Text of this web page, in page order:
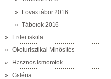
»
Lovas tábor 2016
»
Táborok 2016
»
Erdei iskola
»
Ökoturisztikai Minősítés
»
Hasznos Ismeretek
»
Galéria